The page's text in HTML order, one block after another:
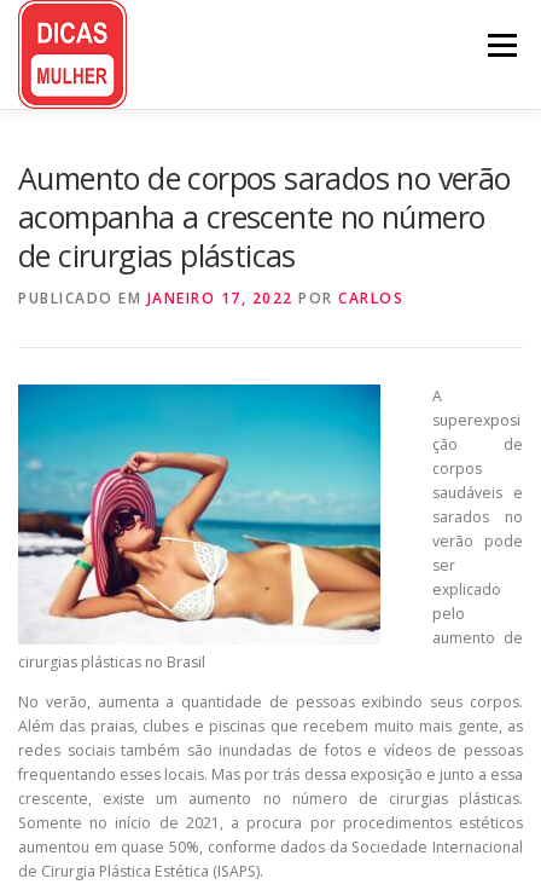
Pular
conteúdo
Menu
Aumento de corpos sarados no verão
acompanha a crescente no número
de cirurgias plásticas
PUBLICADO EM JANEIRO 17, 2022 POR CARLOS
A
superexposi
ção de
corpos
saudáveis e
sarados no
verão pode
ser
explicado
pelo
aumento de
cirurgias plásticas no Brasil
No verão, aumenta a quantidade de pessoas exibindo seus corpos.
Além das praias, clubes e piscinas que recebem muito mais gente, as
redes sociais também são inundadas de fotos e vídeos de pessoas
frequentando esses locais. Mas por trás dessa exposição e junto a essa
crescente, existe um aumento no número de cirurgias plásticas.
Somente no início de 2021, a procura por procedimentos estéticos
aumentou em quase 50%, conforme dados da Sociedade Internacional
de Cirurgia Plástica Estética (ISAPS).